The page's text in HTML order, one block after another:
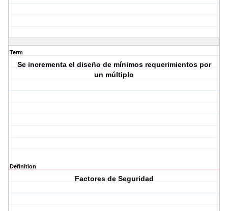
Term
Se incrementa el diseño de mínimos requerimientos por
un múltiplo
Definition
Factores de Seguridad